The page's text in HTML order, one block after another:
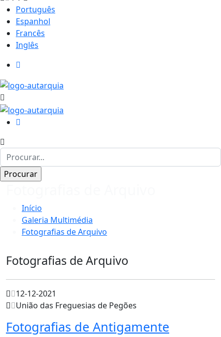
Português
Espanhol
Francês
Inglês
Início
Galeria Multimédia
Fotografias de Arquivo
Fotografias de Arquivo
12-12-2021
União das Freguesias de Pegões
Fotografias de Antigamente